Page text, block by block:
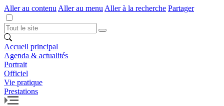
Aller au contenu Aller au menu Aller à la recherche Partager
Accueil principal
Agenda & actualités
Portrait
Officiel
Vie pratique
Prestations